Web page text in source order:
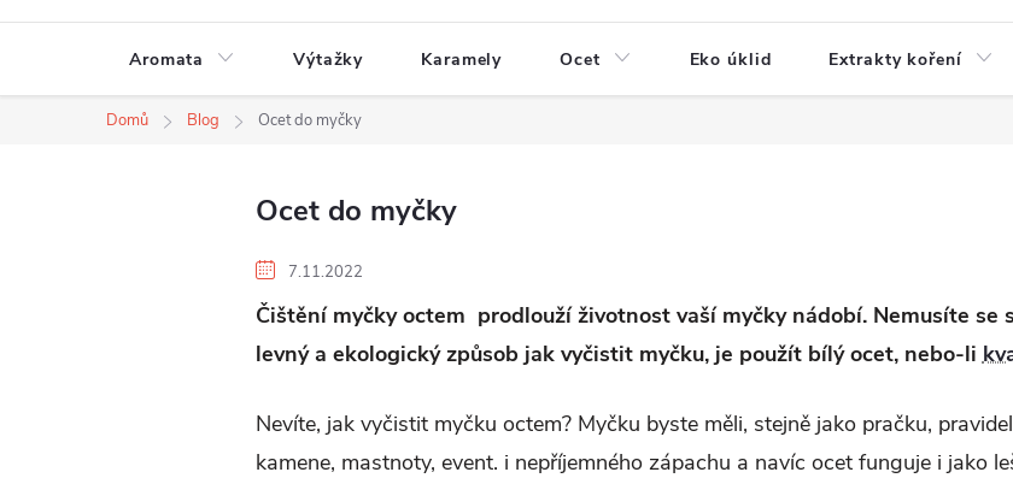
Aromata Výtažky Karamely Ocet Eko úklid Extrakty koření
Domů Blog Ocet do myčky
Ocet do myčky
7.11.2022
Čištění myčky octem prodlouží životnost vaší myčky nádobí. Nemusíte se
levný a ekologický způsob jak vyčistit myčku, je použít bílý ocet, nebo-li
Nevíte, jak vyčistit myčku octem? Myčku byste měli, stejně jako pračku,
kamene, mastnoty, event. i nepříjemného zápachu a navíc ocet funguje i jako